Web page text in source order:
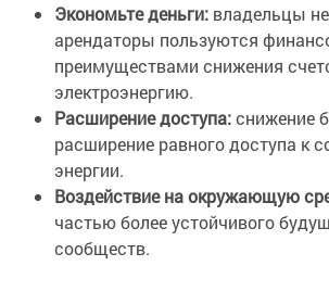
Экономьте деньги: владельцы
арендаторы пользуются
преимуществами снижения
электроэнергию.
Расширение доступа:снижение
расширение равного доступа к
энергии.
Воздействие на окружающую
частью более устойчивого
сообществ.